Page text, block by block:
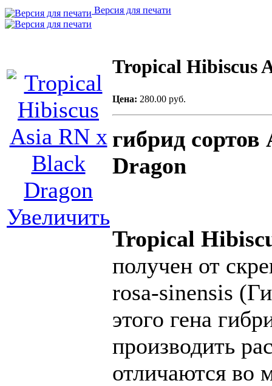
Версия для печати
Увеличить
Tropical Hibiscus
Цена: 280.00 руб.
гибрид
Dragon
Tropical
получен от
rosa-sinensis
этого гена
производить
отличаются во